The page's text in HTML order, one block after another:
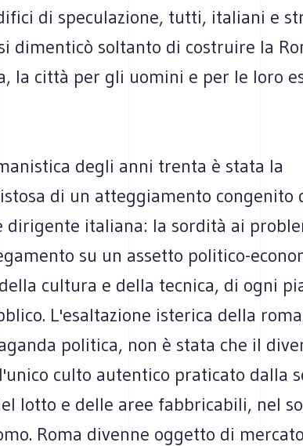
di speculazione, tutti, italiani e
dimenticò soltanto di costruire la
la città per gli uomini e per le loro
degli anni trenta è stata la
di un atteggiamento congenito
dirigente italiana: la sordità ai
su un assetto politico-
cultura e della tecnica, di ogni
L'esaltazione isterica della
politica, non è stata che il
culto autentico praticato dalla
lotto e delle aree fabbricabili, nel
Roma divenne oggetto di